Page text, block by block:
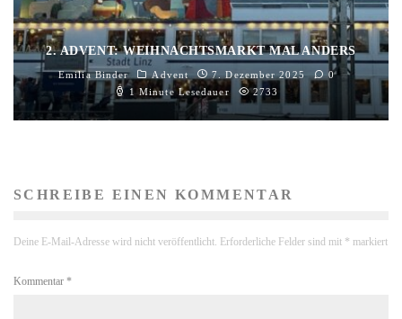
2. ADVENT: WEIHNACHTSMARKT MAL ANDERS
Emilia Binder Advent 7. Dezember 2025
0
1 Minute Lesedauer
2733
SCHREIBE EINEN KOMMENTAR
Deine E-Mail-Adresse wird nicht veröffentlicht. Erforderliche Felder sind mit * markiert
Kommentar *